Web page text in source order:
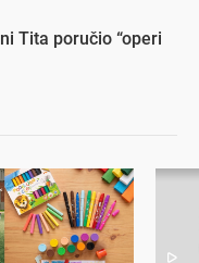
Tita poručio “operi